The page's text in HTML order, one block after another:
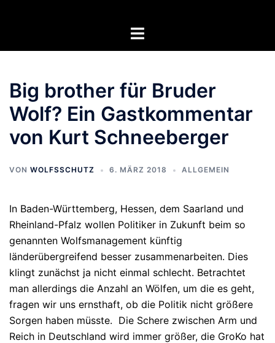
Menü
Big brother für Bruder
Wolf? Ein Gastkommentar
von Kurt Schneeberger
VON WOLFSSCHUTZ 6. MÄRZ 2018 ALLGEMEIN
In Baden-Württemberg, Hessen, dem Saarland und
Rheinland-Pfalz wollen Politiker in Zukunft beim so
genannten Wolfsmanagement künftig
länderübergreifend besser zusammenarbeiten. Dies
klingt zunächst ja nicht einmal schlecht. Betrachtet
man allerdings die Anzahl an Wölfen, um die es geht,
fragen wir uns ernsthaft, ob die Politik nicht größere
Sorgen haben müsste. Die Schere zwischen Arm und
Reich in Deutschland wird immer größer, die GroKo hat